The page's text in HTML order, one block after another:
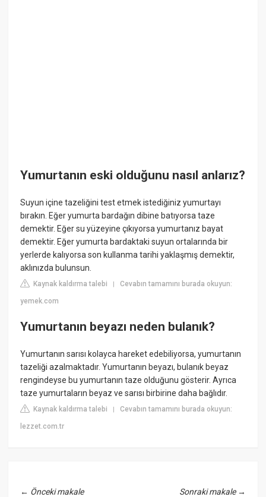
Yumurtanın eski olduğunu nasıl anlarız?
Suyun içine tazeliğini test etmek istediğiniz yumurtayı
bırakın. Eğer yumurta bardağın dibine batıyorsa taze
demektir. Eğer su yüzeyine çıkıyorsa yumurtanız bayat
demektir. Eğer yumurta bardaktaki suyun ortalarında bir
yerlerde kalıyorsa son kullanma tarihi yaklaşmış demektir,
aklınızda bulunsun.
Kaynak kaldırma talebi |Cevabın tamamını burada okuyun:
yemek.com
Yumurtanın beyazı neden bulanık?
Yumurtanın sarısı kolayca hareket edebiliyorsa, yumurtanın
tazeliği azalmaktadır. Yumurtanın beyazı, bulanık beyaz
rengindeyse bu yumurtanın taze olduğunu gösterir. Ayrıca
taze yumurtaların beyaz ve sarısı birbirine daha bağlıdır.
Kaynak kaldırma talebi |Cevabın tamamını burada okuyun:
lezzet.com.tr
← Önceki makale Sonraki makale→